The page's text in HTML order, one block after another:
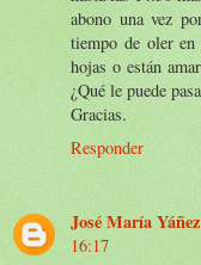
abono una vez
tiempo de oler
hojas o están
¿Qué le puede
Gracias.
Responder
José María
16:17